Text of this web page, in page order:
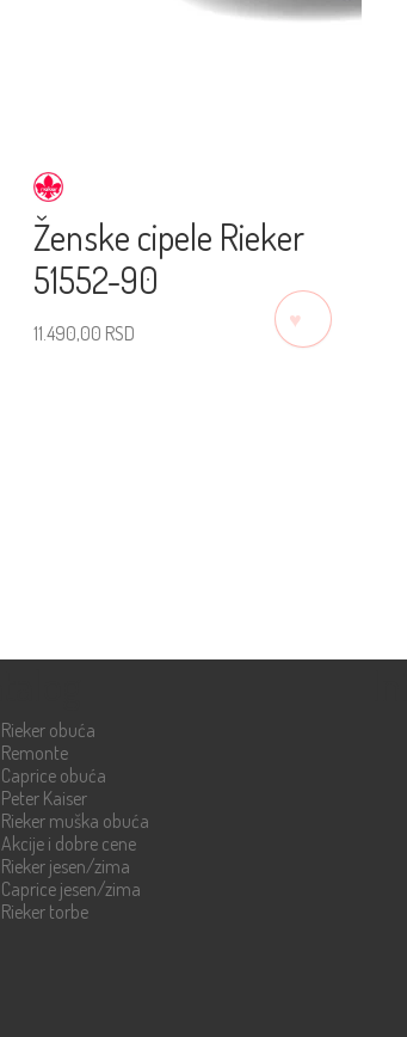
Ženske cipele Rieker
51552-90
11.490,00 RSD
Rieker obuća
Remonte
Caprice obuća
Peter Kaiser
Rieker muška obuća
Akcije i dobre cene
Rieker jesen/zima
Caprice jesen/zima
Rieker torbe